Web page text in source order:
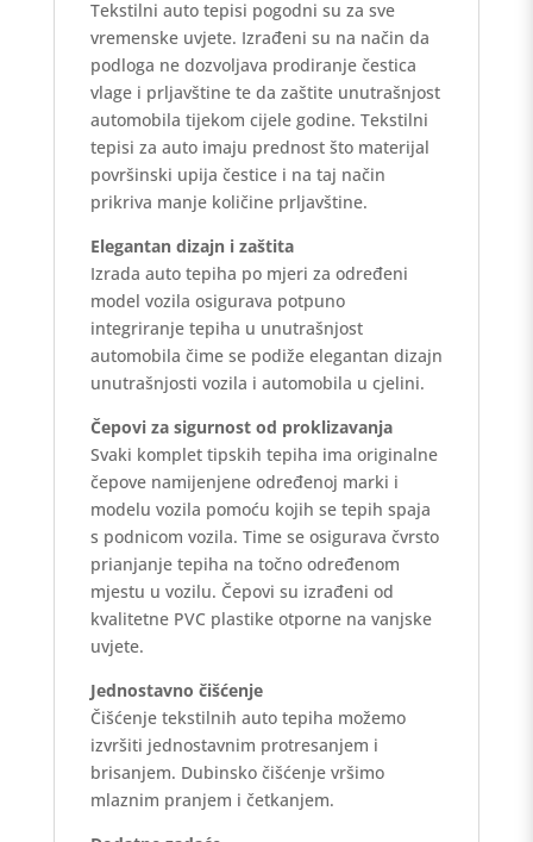
Tekstilni auto tepisi pogodni su za sve
vremenske uvjete. Izrađeni su na način da
podloga ne dozvoljava prodiranje čestica
vlage i prljavštine te da zaštite unutrašnjost
automobila tijekom cijele godine. Tekstilni
tepisi za auto imaju prednost što materijal
površinski upija čestice i na taj način
prikriva manje količine prljavštine.
Elegantan dizajn i zaštita
Izrada auto tepiha po mjeri za određeni
model vozila osigurava potpuno
integriranje tepiha u unutrašnjost
automobila čime se podiže elegantan dizajn
unutrašnjosti vozila i automobila u cjelini.
Čepovi za sigurnost od proklizavanja
Svaki komplet tipskih tepiha ima originalne
čepove namijenjene određenoj marki i
modelu vozila pomoću kojih se tepih spaja
s podnicom vozila. Time se osigurava čvrsto
prianjanje tepiha na točno određenom
mjestu u vozilu. Čepovi su izrađeni od
kvalitetne PVC plastike otporne na vanjske
uvjete.
Jednostavno čišćenje
Čišćenje tekstilnih auto tepiha možemo
izvršiti jednostavnim protresanjem i
brisanjem. Dubinsko čišćenje vršimo
mlaznim pranjem i četkanjem.